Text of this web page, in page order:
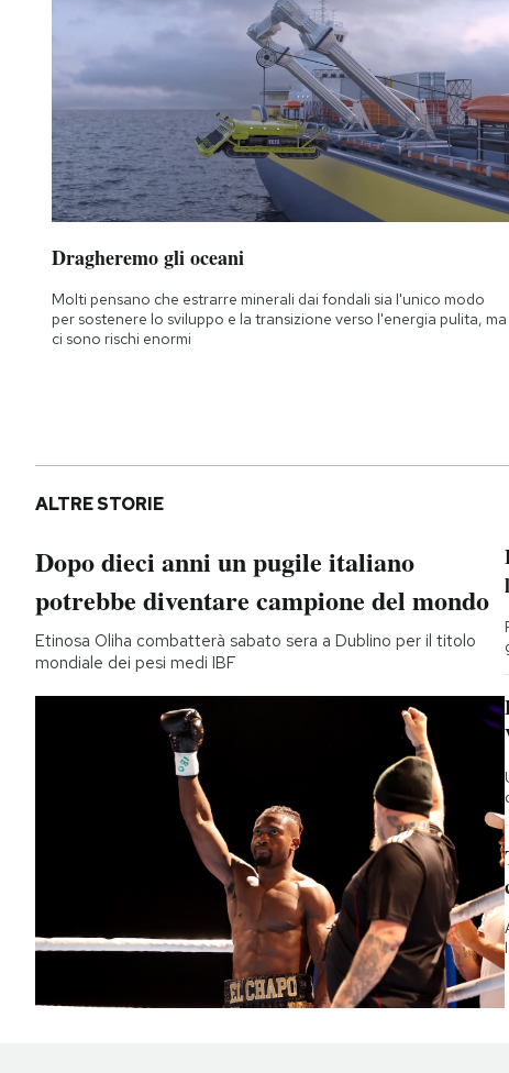
Dragheremo gli oceani
Molti pensano che estrarre minerali dai fondali sia l'unico modo
per sostenere lo sviluppo e la transizione verso l'energia pulita, ma
ci sono rischi enormi
ALTRE STORIE
Dopo dieci anni un pugile italiano
potrebbe diventare campione del mondo
Etinosa Oliha combatterà sabato sera a Dublino per il titolo
mondiale dei pesi medi IBF